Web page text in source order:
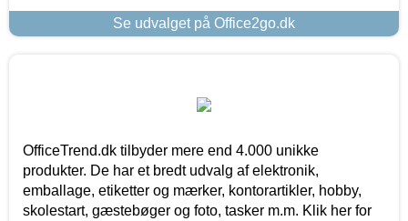
Se udvalget på Office2go.dk
OfficeTrend.dk tilbyder mere end 4.000 unikke
produkter. De har et bredt udvalg af elektronik,
emballage, etiketter og mærker, kontorartikler, hobby,
skolestart, gæstebøger og foto, tasker m.m. Klik her for